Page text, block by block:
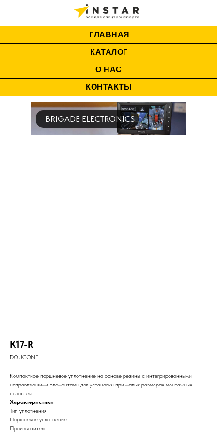
ГЛАВНАЯ
КАТАЛОГ
О НАС
КОНТАКТЫ
BRIGADE ELECTRONICS
K17-R
DOUCONE
Компактное поршневое уплотнение на основе резины с интегрированными
направляющими элементами для установки при малых размерах монтажных
полостей
Характеристики
Тип уплотнения
Поршневое уплотнение
Производитель